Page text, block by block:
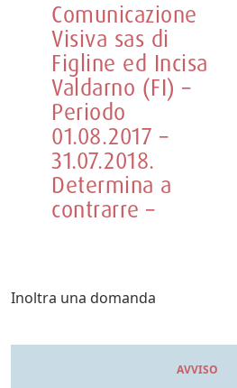
Comunicazione
Visiva sas di
Figline ed Incisa
Valdarno (FI) –
Periodo
01.08.2017 –
31.07.2018.
Determina a
contrarre –
Inoltra una domanda
AVVISO